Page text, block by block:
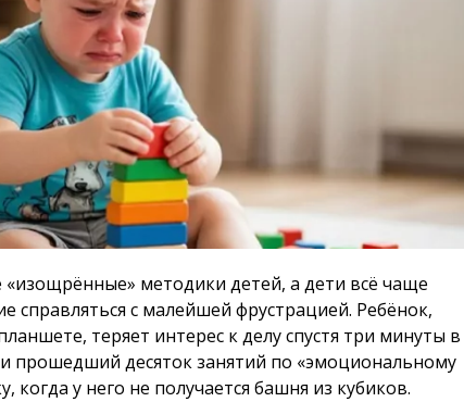
«изощрённые» методики детей, а дети всё чаще
справляться с малейшей фрустрацией. Ребёнок,
теряет интерес к делу спустя три минуты в
десяток занятий по «эмоциональному
когда у него не получается башня из кубиков.